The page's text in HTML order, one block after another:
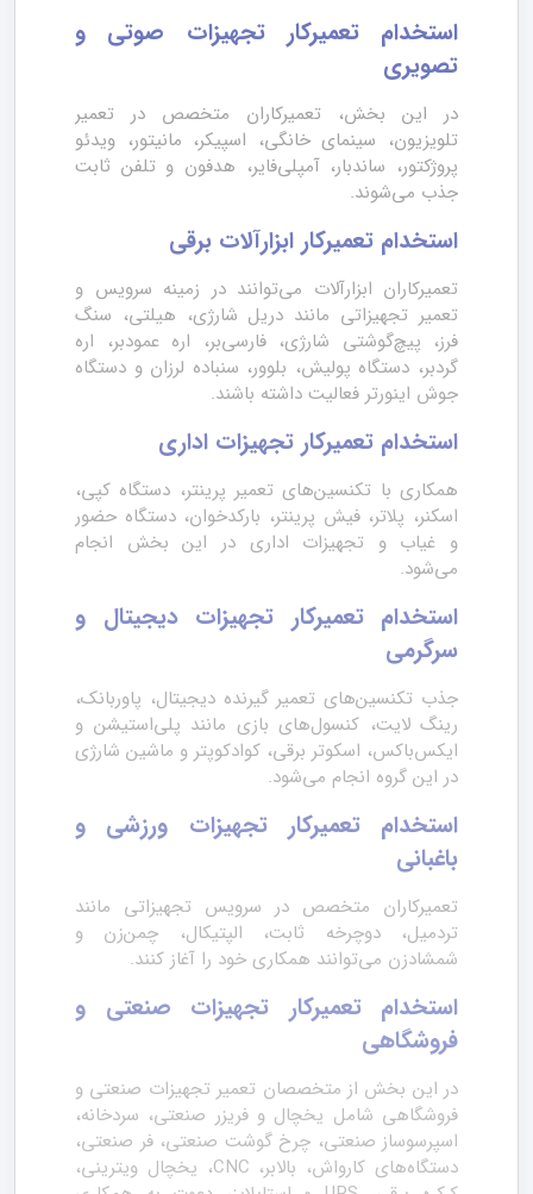
استخدام تعمیرکار تجهیزات صوتی و
تصویری
در این بخش، تعمیرکاران متخصص در تعمیر
تلویزیون، سینمای خانگی، اسپیکر، مانیتور، ویدئو
پروژکتور، ساندبار، آمپلی‌فایر، هدفون و تلفن ثابت
جذب می‌شوند.
استخدام تعمیرکار ابزارآلات برقی
تعمیرکاران ابزارآلات می‌توانند در زمینه سرویس و
تعمیر تجهیزاتی مانند دریل شارژی، هیلتی، سنگ
فرز، پیچ‌گوشتی شارژی، فارسی‌بر، اره عمودبر، اره
گردبر، دستگاه پولیش، بلوور، سنباده لرزان و دستگاه
جوش اینورتر فعالیت داشته باشند.
استخدام تعمیرکار تجهیزات اداری
همکاری با تکنسین‌های تعمیر پرینتر، دستگاه کپی،
اسکنر، پلاتر، فیش پرینتر، بارکدخوان، دستگاه حضور
و غیاب و تجهیزات اداری در این بخش انجام
می‌شود.
استخدام تعمیرکار تجهیزات دیجیتال و
سرگرمی
جذب تکنسین‌های تعمیر گیرنده دیجیتال، پاوربانک،
رینگ لایت، کنسول‌های بازی مانند پلی‌استیشن و
ایکس‌باکس، اسکوتر برقی، کوادکوپتر و ماشین شارژی
در این گروه انجام می‌شود.
استخدام تعمیرکار تجهیزات ورزشی و
باغبانی
تعمیرکاران متخصص در سرویس تجهیزاتی مانند
تردمیل، دوچرخه ثابت، الپتیکال، چمن‌زن و
شمشادزن می‌توانند همکاری خود را آغاز کنند.
استخدام تعمیرکار تجهیزات صنعتی و
فروشگاهی
در این بخش از متخصصان تعمیر تجهیزات صنعتی و
فروشگاهی شامل یخچال و فریزر صنعتی، سردخانه،
اسپرسوساز صنعتی، چرخ گوشت صنعتی، فر صنعتی،
دستگاه‌های کارواش، بالابر، CNC، یخچال ویترینی،